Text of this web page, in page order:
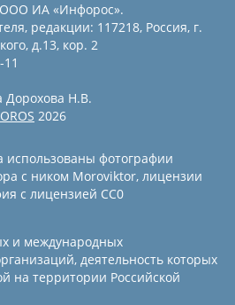
ООО ИА «Инфорос».
редакции: 117218, Россия, г.
д.13, кор. 2
Дорохова Н.В.
2026
использованы фотографии
с ником Moroviktor, лицензии
с лицензией СС0
и международных
деятельность которых
на территории Российской